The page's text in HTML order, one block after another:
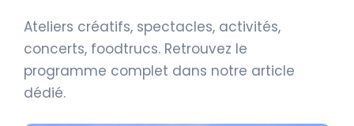
Ateliers créatifs, spectacles, activités,
concerts, foodtrucs. Retrouvez le
programme complet dans notre article
dédié.